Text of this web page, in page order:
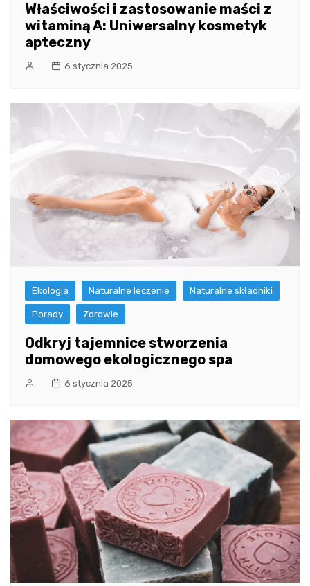
Właściwości i zastosowanie maści z
witaminą A: Uniwersalny kosmetyk
apteczny
6 stycznia 2025
Ekologia Naturalne leczenie Naturalne składniki
Porady Zdrowie
Odkryj tajemnice stworzenia
domowego ekologicznego spa
6 stycznia 2025